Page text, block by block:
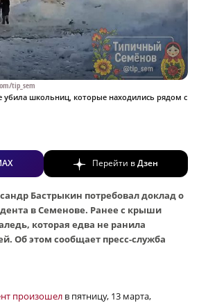
tip_sem
школьниц, которые находились рядом с
Перейти вДзен
Бастрыкин потребовал доклад о
в Семенове. Ранее с крыши
которая едва не ранила
Об этом сообщает пресс-служба
произошел в пятницу, 13 марта,